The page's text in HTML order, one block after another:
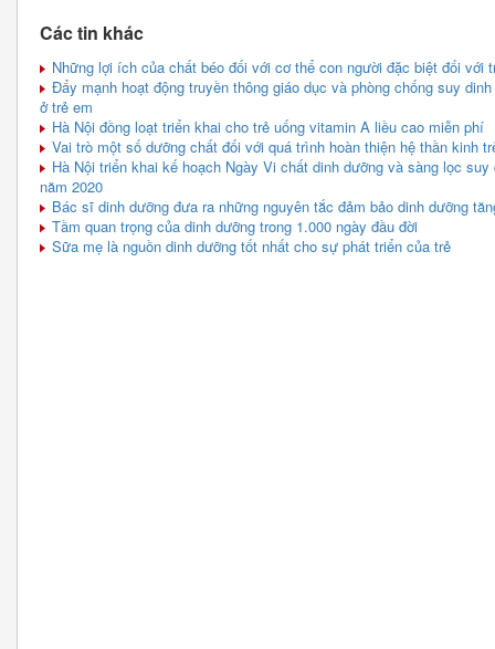
Các tin khác
Những lợi ích của chất béo đối với cơ thể con người đặc biệt đối với
Đẩy mạnh hoạt động truyền thông giáo dục và phòng chống suy
ở trẻ em
Hà Nội đồng loạt triển khai cho trẻ uống vitamin A liều cao miễn phí
Vai trò một số dưỡng chất đối với quá trình hoàn thiện hệ thần kinh
Hà Nội triển khai kế hoạch Ngày Vi chất dinh dưỡng và sàng lọc
năm 2020
Bác sĩ dinh dưỡng đưa ra những nguyên tắc đảm bảo dinh dưỡng
Tầm quan trọng của dinh dưỡng trong 1.000 ngày đầu đời
Sữa mẹ là nguồn dinh dưỡng tốt nhất cho sự phát triển của trẻ